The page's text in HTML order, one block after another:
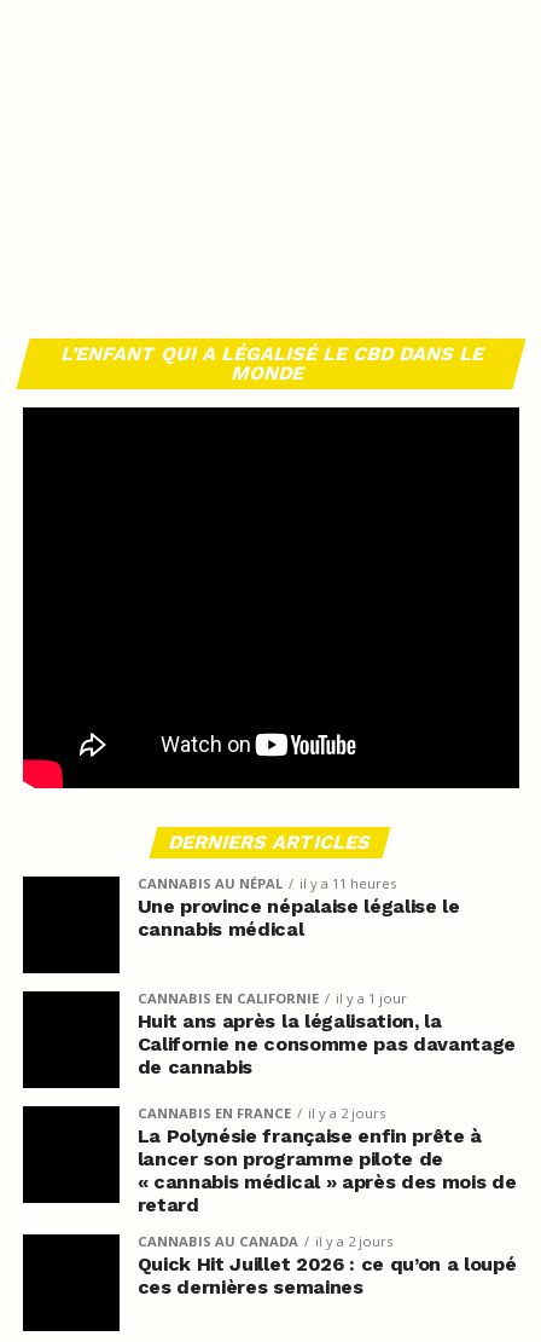
L’ENFANT QUI A LÉGALISÉ LE CBD DANS LE
MONDE
DERNIERS ARTICLES
CANNABIS AU NÉPAL il y a 11 heures
Une province népalaise légalise le
cannabis médical
CANNABIS EN CALIFORNIE il y a 1 jour
Huit ans après la légalisation, la
Californie ne consomme pas davantage
de cannabis
CANNABIS EN FRANCE il y a 2 jours
La Polynésie française enfin prête à
lancer son programme pilote de
« cannabis médical » après des mois de
retard
CANNABIS AU CANADA il y a 2 jours
Quick Hit Juillet 2026 : ce qu’on a loupé
ces dernières semaines